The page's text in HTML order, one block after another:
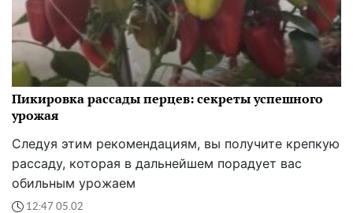
Пикировка рассады перцев: секреты успешного
урожая
Следуя этим рекомендациям, вы получите крепкую
рассаду, которая в дальнейшем порадует вас
обильным урожаем
12:47 05.02